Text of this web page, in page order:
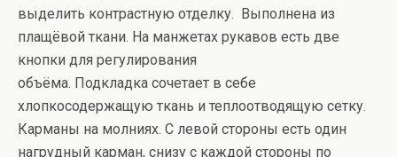
выделить контрастную отделку. Выполнена из
плащёвой ткани. На манжетах рукавов есть две
кнопки для регулирования
объёма. Подкладка сочетает в себе
хлопкосодержащую ткань и теплоотводящую сетку.
Карманы на молниях. С левой стороны есть один
нагрудный карман, снизу с каждой стороны по